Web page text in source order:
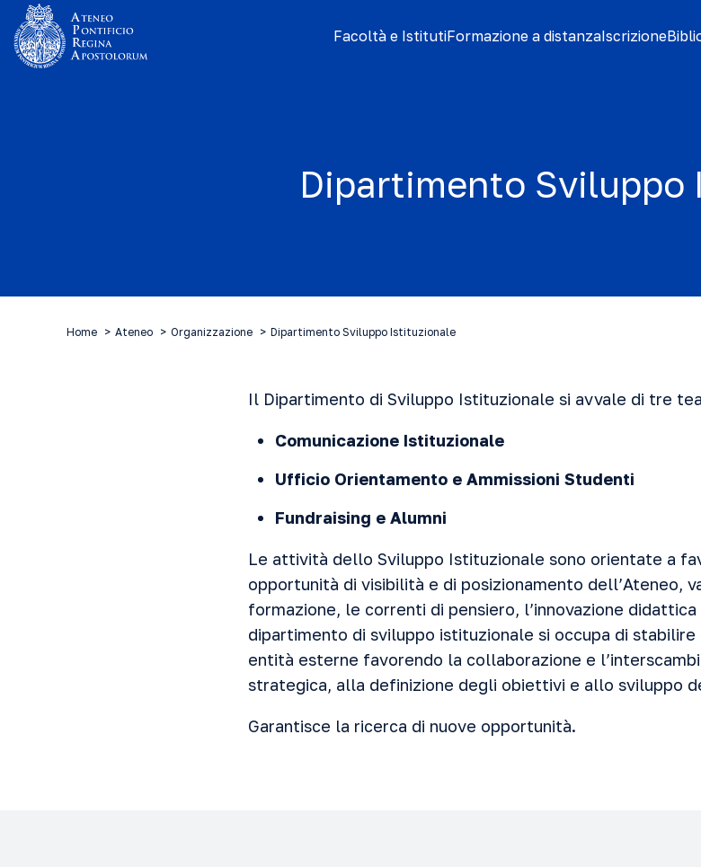
Facoltà e IstitutiFormazione a distanzaIscrizione
Dipartimento
Home Ateneo Organizzazione Dipartimento Sviluppo Istituzionale
Il Dipartimento di Sviluppo Istituzionale si avvale di tre
Comunicazione Istituzionale
Ufficio Orientamento e Ammissioni Studenti
Fundraising e Alumni
Le attività dello Sviluppo Istituzionale sono orientate a
opportunità di visibilità e di posizionamento dell’Ateneo,
formazione, le correnti di pensiero, l’innovazione
dipartimento di sviluppo istituzionale si occupa di
entità esterne favorendo la collaborazione e
strategica, alla definizione degli obiettivi e allo sviluppo
Garantisce la ricerca di nuove opportunità.